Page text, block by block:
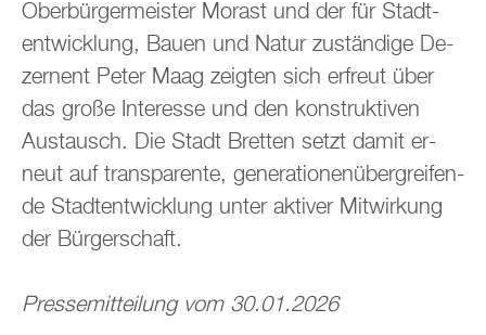
Ober­bür­ger­meis­ter Mo­rast und der für Stadt­
ent­wick­lung, Bauen und Natur zu­stän­di­ge De­
zer­nent Peter Maag zeig­ten sich er­freut über
das große In­ter­es­se und den kon­struk­ti­ven
Aus­tausch. Die Stadt Brett­en setzt damit er­
neut auf trans­pa­ren­te, ge­ne­ra­tio­nen­über­grei­fen­
de Stadt­ent­wick­lung unter ak­ti­ver Mit­wir­kung
der Bür­ger­schaft.
Pres­se­mit­tei­lung vom 30.01.2026